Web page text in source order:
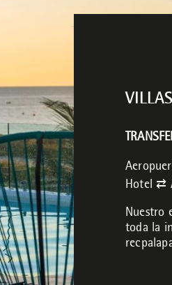
Hotel ⇄
Nuestro
toda la